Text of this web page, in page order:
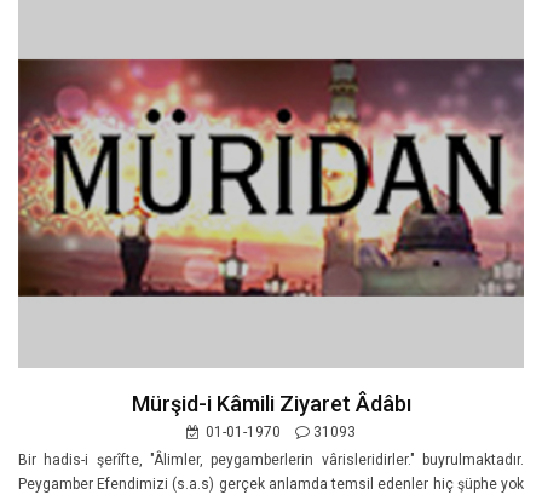
Mürşid-i Kâmili Ziyaret Âdâbı
01-01-1970
31093
Bir hadis-i şerîfte, "Âlimler, peygamberlerin vârisleridirler." buyrulmaktadır.
Peygamber Efendimizi (s.a.s) gerçek anlamda temsil edenler hiç şüphe yok